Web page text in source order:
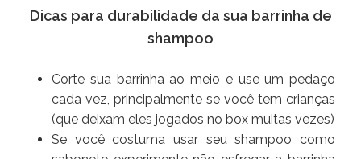
Dicas para durabilidade da sua barrinha de
shampoo
Corte sua barrinha ao meio e use um pedaço
cada vez, principalmente se você tem crianças
(que deixam eles jogados no box muitas vezes)
Se você costuma usar seu shampoo como